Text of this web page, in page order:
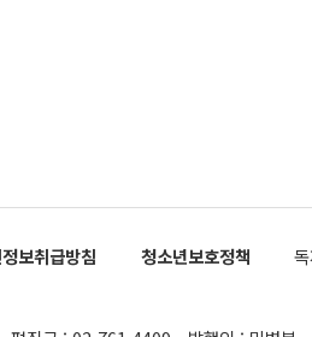
나 미국은 북한에 선비핵화를 공식
하는 방식으로 이뤄졌다. 1994년 북
협상에 관여했던 한 전직 관료는 "모
보취급방침 청소년보호정책